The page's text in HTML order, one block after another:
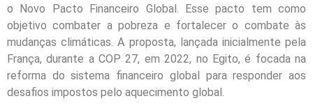
o Novo Pacto Financeiro Global. Esse pacto tem como
objetivo combater a pobreza e fortalecer o combate às
mudanças climáticas. A proposta, lançada inicialmente pela
França, durante a COP 27, em 2022, no Egito, é focada na
reforma do sistema financeiro global para responder aos
desafios impostos pelo aquecimento global.